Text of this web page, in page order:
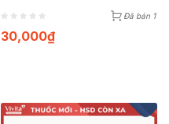
Đã bán 1
30,000₫